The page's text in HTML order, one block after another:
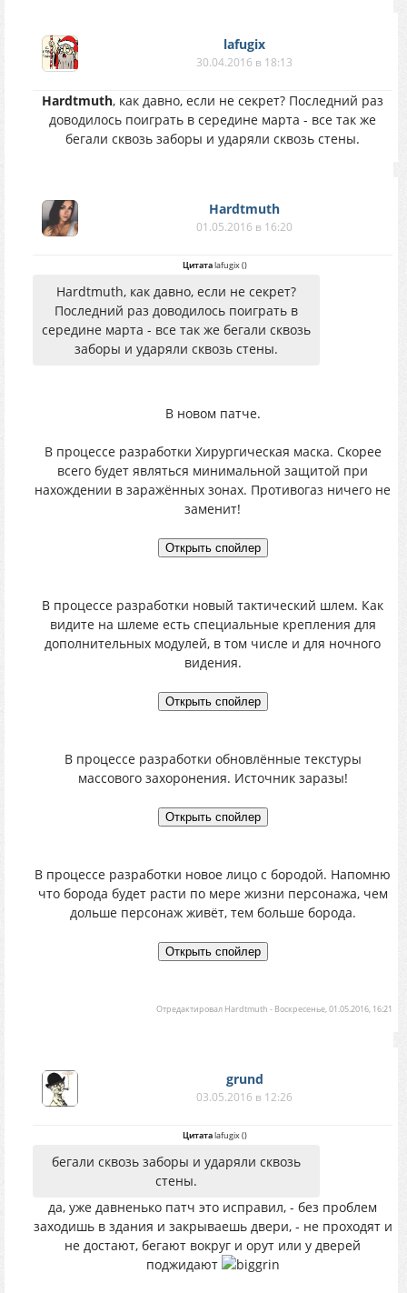
lafugix
30.04.2016 в 18:13
Hardtmuth, как давно, если не секрет? Последний раз
доводилось поиграть в середине марта - все так же
бегали сквозь заборы и ударяли сквозь стены.
Hardtmuth
01.05.2016 в 16:20
Цитатаlafugix()
Hardtmuth, как давно, если не секрет?
Последний раз доводилось поиграть в
середине марта - все так же бегали сквозь
заборы и ударяли сквозь стены.
В новом патче.
В процессе разработки Хирургическая маска. Скорее
всего будет являться минимальной защитой при
нахождении в заражённых зонах. Противогаз ничего не
заменит!
В процессе разработки новый тактический шлем. Как
видите на шлеме есть специальные крепления для
дополнительных модулей, в том числе и для ночного
видения.
В процессе разработки обновлённые текстуры
массового захоронения. Источник заразы!
В процессе разработки новое лицо с бородой. Напомню
что борода будет расти по мере жизни персонажа, чем
дольше персонаж живёт, тем больше борода.
Отредактировал Hardtmuth - Воскресенье, 01.05.2016, 16:21
grund
03.05.2016 в 12:26
Цитатаlafugix()
бегали сквозь заборы и ударяли сквозь
стены.
да, уже давненько патч это исправил, - без проблем
заходишь в здания и закрываешь двери, - не проходят и
не достают, бегают вокруг и орут или у дверей
поджидают